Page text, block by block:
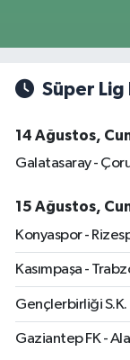
Süper Lig
14 Ağustos,
Galatasaray -
15 Ağustos,
Konyaspor -
Kasımpaşa -
Gençlerbirliği
Gaziantep FK -